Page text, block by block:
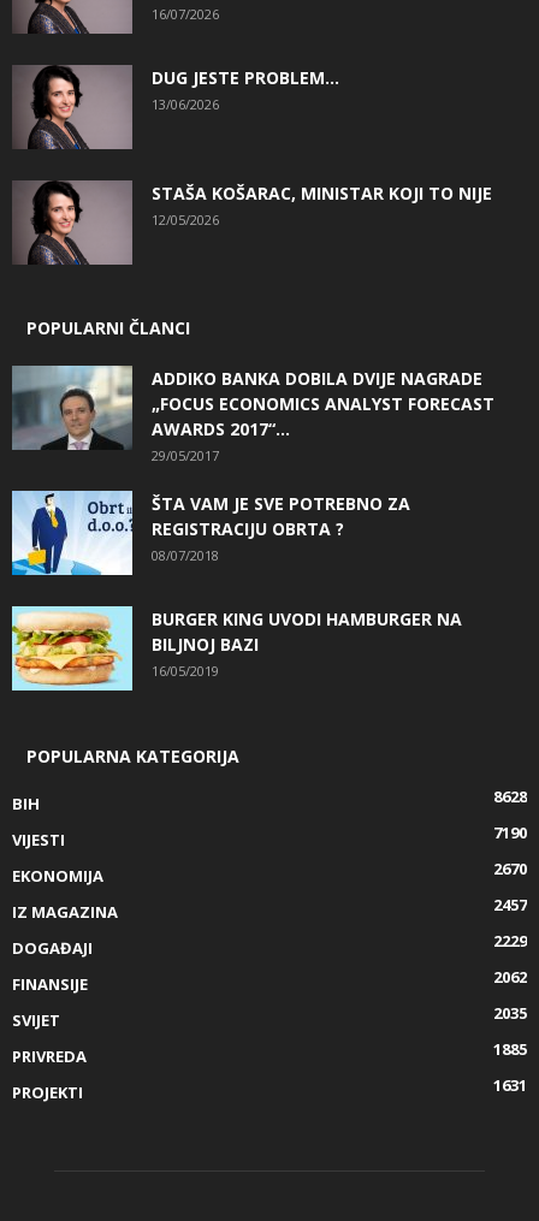
16/07/2026
DUG JESTE PROBLEM…
13/06/2026
STAŠA KOŠARAC, MINISTAR KOJI TO NIJE
12/05/2026
POPULARNI ČLANCI
ADDIKO BANKA DOBILA DVIJE NAGRADE
„FOCUS ECONOMICS ANALYST FORECAST
AWARDS 2017“...
29/05/2017
ŠTA VAM JE SVE POTREBNO ZA
REGISTRACIJU OBRTA ?
08/07/2018
BURGER KING UVODI HAMBURGER NA
BILJNOJ BAZI
16/05/2019
POPULARNA KATEGORIJA
BIH
8628
VIJESTI
7190
EKONOMIJA
2670
IZ MAGAZINA
2457
DOGAĐAJI
2229
FINANSIJE
2062
SVIJET
2035
PRIVREDA
1885
PROJEKTI
1631